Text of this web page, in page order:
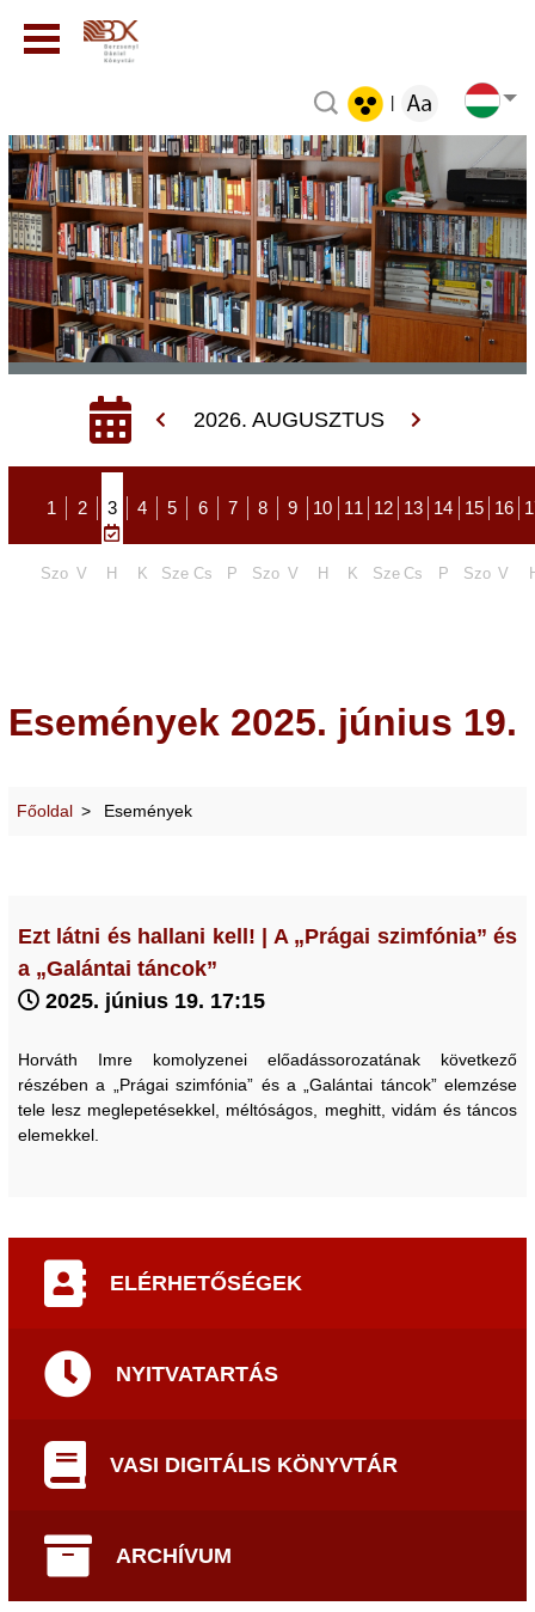
2026. AUGUSZTUS
1 2 3 4 5 6 7 8 9 10 11 12 13 14 15 16
Szo V H K Sze Cs P Szo V H K Sze Cs P Szo V
Események 2025. június 19.
Főoldal Események
Ezt látni és hallani kell! | A „Prágai szimfónia” és
a „Galántai táncok”
2025. június 19. 17:15
Horváth Imre komolyzenei előadássorozatának következő
részében a „Prágai szimfónia” és a „Galántai táncok” elemzése
tele lesz meglepetésekkel, méltóságos, meghitt, vidám és táncos
elemekkel.
ELÉRHETŐSÉGEK
NYITVATARTÁS
VASI DIGITÁLIS KÖNYVTÁR
ARCHÍVUM